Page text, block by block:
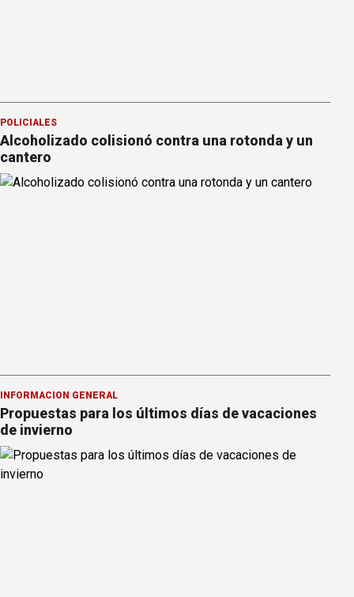
POLICIALES
Alcoholizado colisionó contra una rotonda y un
cantero
INFORMACION GENERAL
Propuestas para los últimos días de vacaciones
de invierno